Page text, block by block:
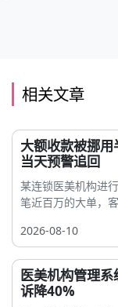
相关文章
大额收款被挪
当天预警追回
某连锁医美机构进
笔近百万的大单，
2026-08-10
医美机构管理
诉降40%